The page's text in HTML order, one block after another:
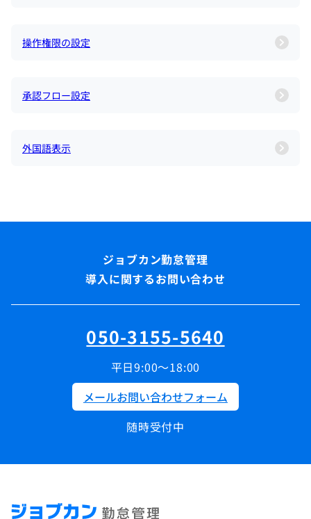
操作権限の設定
承認フロー設定
外国語表示
導入に関するお問い合わせ
050-3155-5640
平日9:00～18:00
メールお問い合わせフォーム
随時受付中